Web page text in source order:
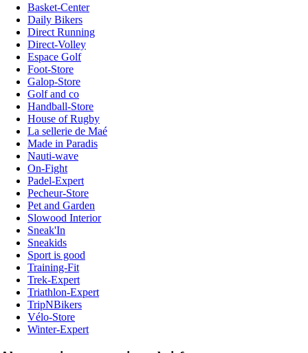
Basket-Center
Daily Bikers
Direct Running
Direct-Volley
Espace Golf
Foot-Store
Galop-Store
Golf and co
Handball-Store
House of Rugby
La sellerie de Maé
Made in Paradis
Nauti-wave
On-Fight
Padel-Expert
Pecheur-Store
Pet and Garden
Slowood Interior
Sneak'In
Sneakids
Sport is good
Training-Fit
Trek-Expert
Triathlon-Expert
TripNBikers
Vélo-Store
Winter-Expert